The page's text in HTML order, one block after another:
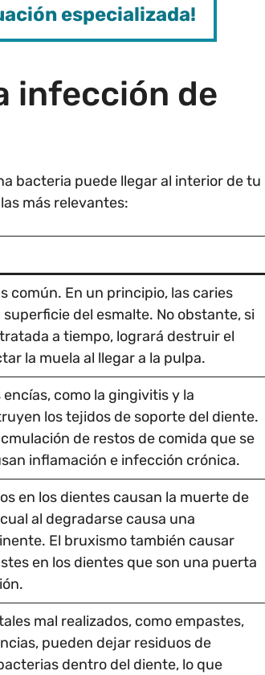
especializada!
infección de
bacteria puede llegar al interior de tu
más relevantes:
común. En un principio, las caries
del esmalte. No obstante, si
a tiempo, logrará destruir el
la muela al llegar a la pulpa.
como la gingivitis y la
los tejidos de soporte del diente.
de restos de comida que se
inflamación e infección crónica.
en los dientes causan la muerte de
al degradarse causa una
El bruxismo también causar
en los dientes que son una puerta
mal realizados, como empastes,
pueden dejar residuos de
dentro del diente, lo que